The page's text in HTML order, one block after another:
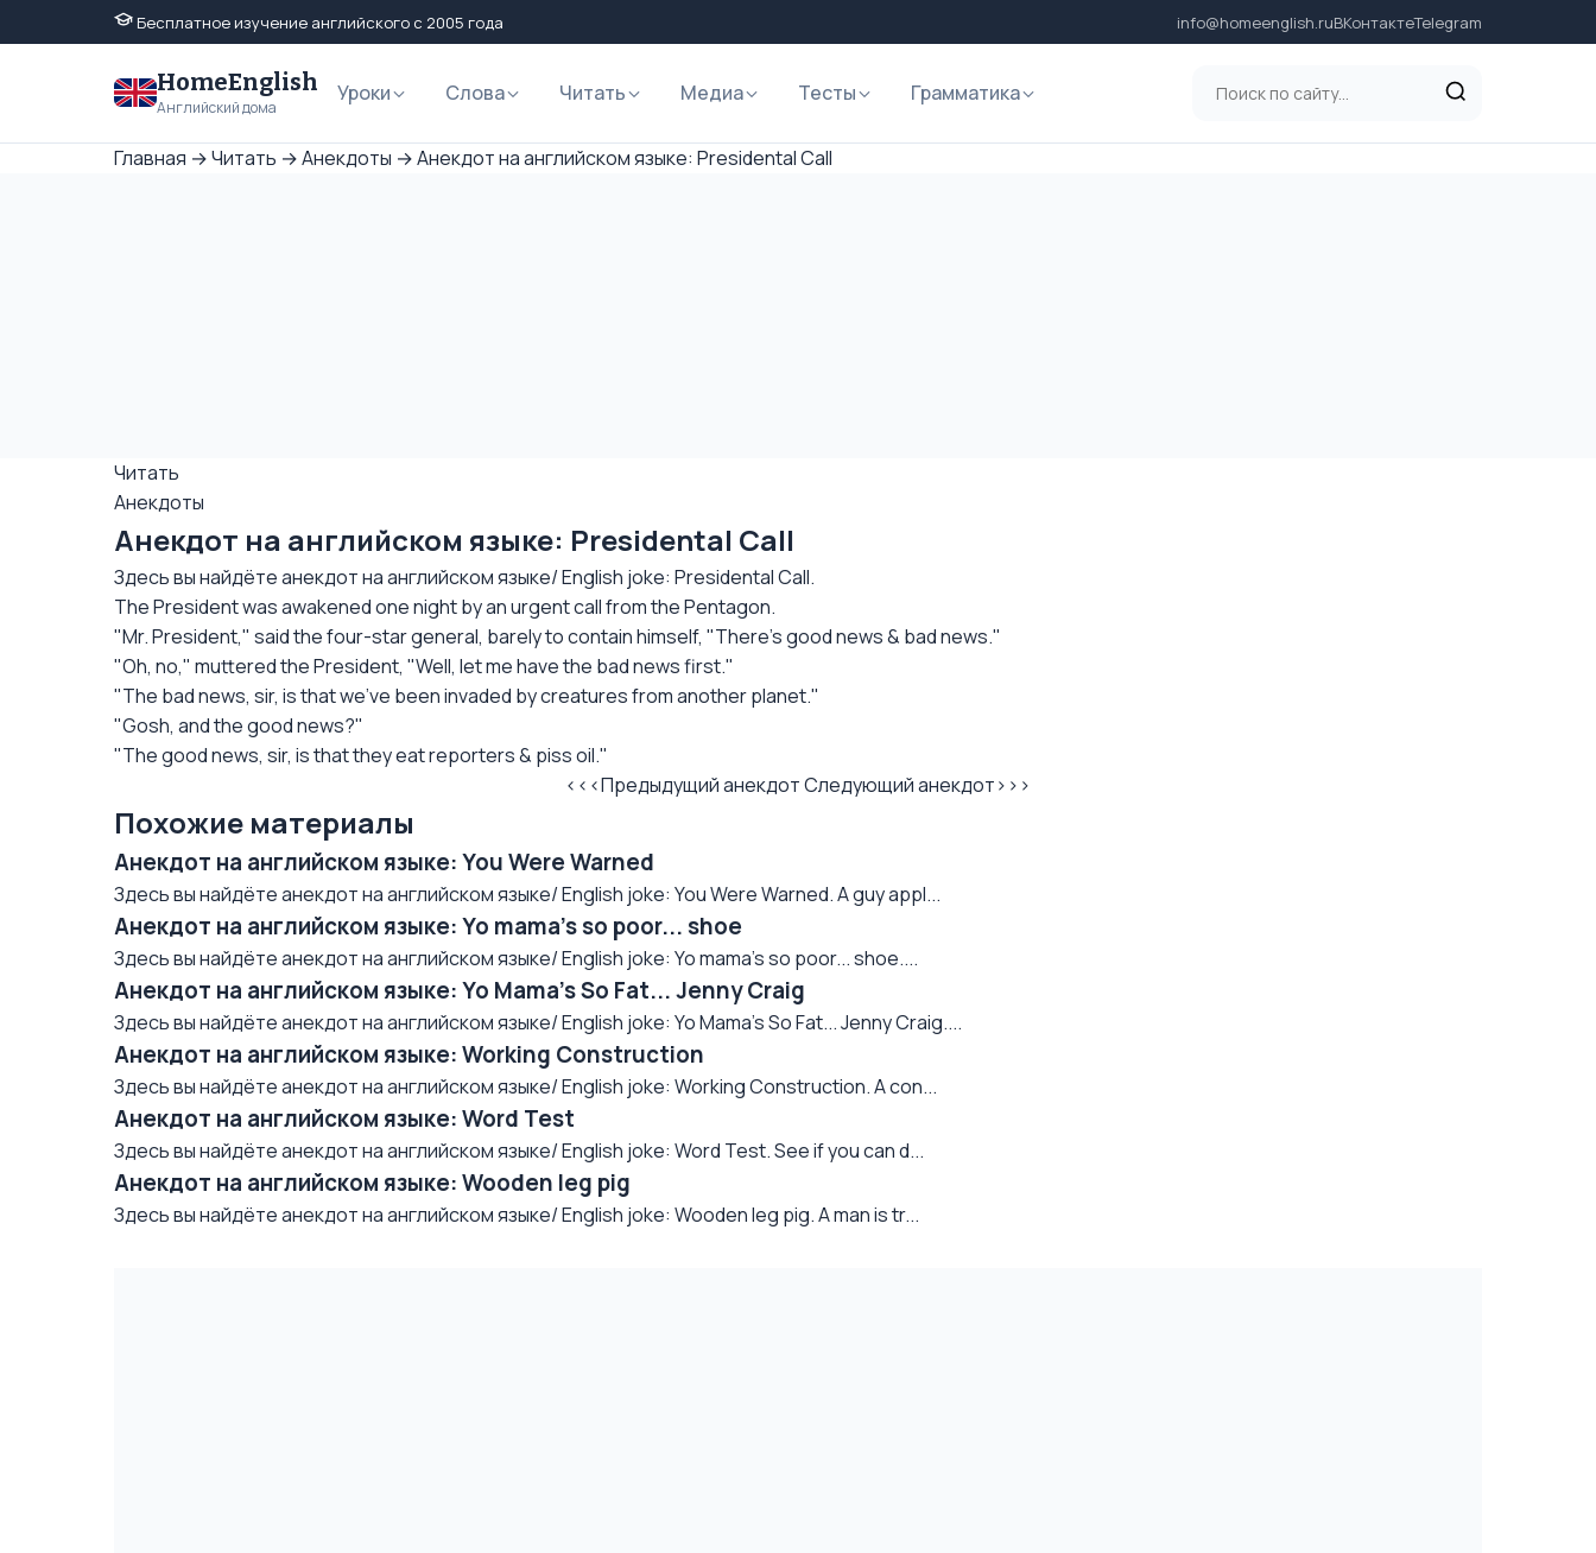
Бесплатное изучение английского с 2005 года info@homeenglish.ruВКонтактеTelegram
HomeEnglish
Английский дома
Уроки Слова Читать Медиа Тесты Грамматика
Главная →Читать →Анекдоты →Анекдот на английском языке: Presidental Call
Читать
Анекдоты
Анекдот на английском языке: Presidental Call
Здесь вы найдёте анекдот на английском языке/ English joke: Presidental Call.
The President was awakened one night by an urgent call from the Pentagon.
"Mr. President," said the four-star general, barely to contain himself, "There's good news & bad news."
"Oh, no," muttered the President, "Well, let me have the bad news first."
"The bad news, sir, is that we've been invaded by creatures from another planet."
"Gosh, and the good news?"
"The good news, sir, is that they eat reporters & piss oil."
<<<Предыдущий анекдотСледующий анекдот>>>
Похожие материалы
Анекдот на английском языке: You Were Warned
Здесь вы найдёте анекдот на английском языке/ English joke: You Were Warned. A guy appl...
Анекдот на английском языке: Yo mama's so poor... shoe
Здесь вы найдёте анекдот на английском языке/ English joke: Yo mama's so poor... shoe....
Анекдот на английском языке: Yo Mama's So Fat... Jenny Craig
Здесь вы найдёте анекдот на английском языке/ English joke: Yo Mama's So Fat... Jenny Craig....
Анекдот на английском языке: Working Construction
Здесь вы найдёте анекдот на английском языке/ English joke: Working Construction. A con...
Анекдот на английском языке: Word Test
Здесь вы найдёте анекдот на английском языке/ English joke: Word Test. See if you can d...
Анекдот на английском языке: Wooden leg pig
Здесь вы найдёте анекдот на английском языке/ English joke: Wooden leg pig. A man is tr...